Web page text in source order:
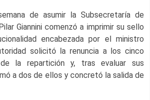
de asumir la Subsecretaría de
Giannini comenzó a imprimir su sello
encabezada por el ministro
solicitó la renuncia a los cinco
la repartición y, tras evaluar sus
a dos de ellos y concretó la salida de